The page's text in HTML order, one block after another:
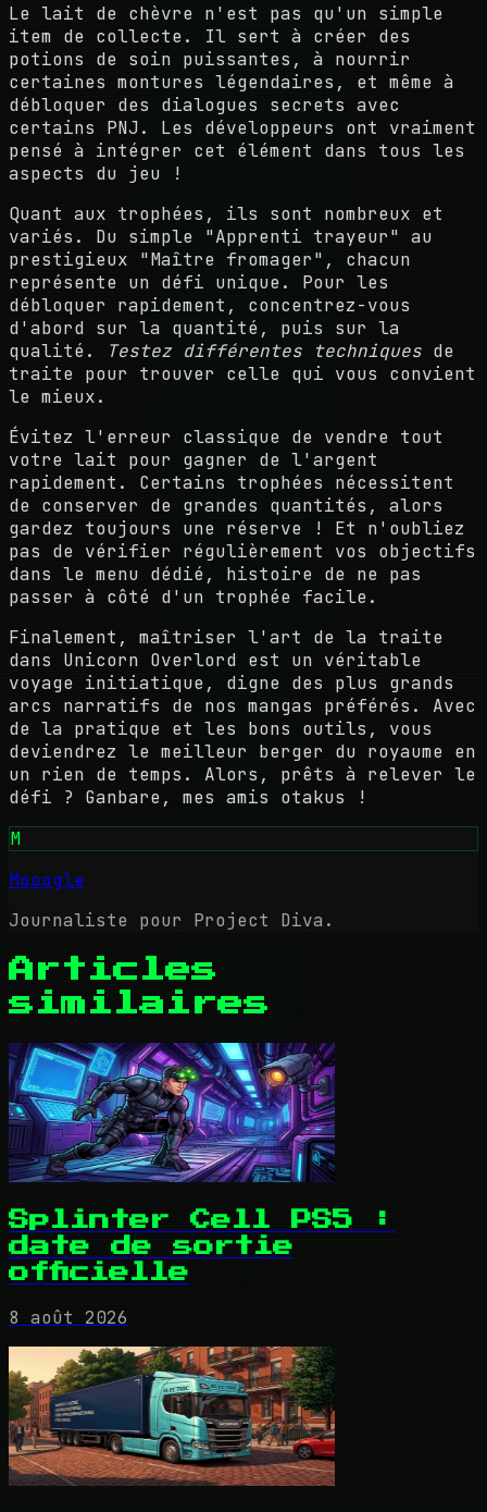
Le lait de chèvre n'est pas qu'un simple
item de collecte. Il sert à créer des
potions de soin puissantes, à nourrir
certaines montures légendaires, et même à
débloquer des dialogues secrets avec
certains PNJ. Les développeurs ont vraiment
pensé à intégrer cet élément dans tous les
aspects du jeu !
Quant aux trophées, ils sont nombreux et
variés. Du simple "Apprenti trayeur" au
prestigieux "Maître fromager", chacun
représente un défi unique. Pour les
débloquer rapidement, concentrez-vous
d'abord sur la quantité, puis sur la
qualité.
Testez différentes techniques de
traite pour trouver celle qui vous convient
le mieux.
Évitez l'erreur classique de vendre tout
votre lait pour gagner de l'argent
rapidement. Certains trophées nécessitent
de conserver de grandes quantités, alors
gardez toujours une réserve ! Et n'oubliez
pas de vérifier régulièrement vos objectifs
dans le menu dédié, histoire de ne pas
passer à côté d'un trophée facile.
Finalement, maîtriser l'art de la traite
dans Unicorn Overlord est un véritable
voyage initiatique, digne des plus grands
arcs narratifs de nos mangas préférés. Avec
de la pratique et les bons outils, vous
deviendrez le meilleur berger du royaume en
un rien de temps. Alors, prêts à relever le
défi ? Ganbare, mes amis otakus !
M
Mooogle
Journaliste pour Project Diva.
Articles
similaires
Splinter Cell PS5 :
date de sortie
officielle
8 août 2026